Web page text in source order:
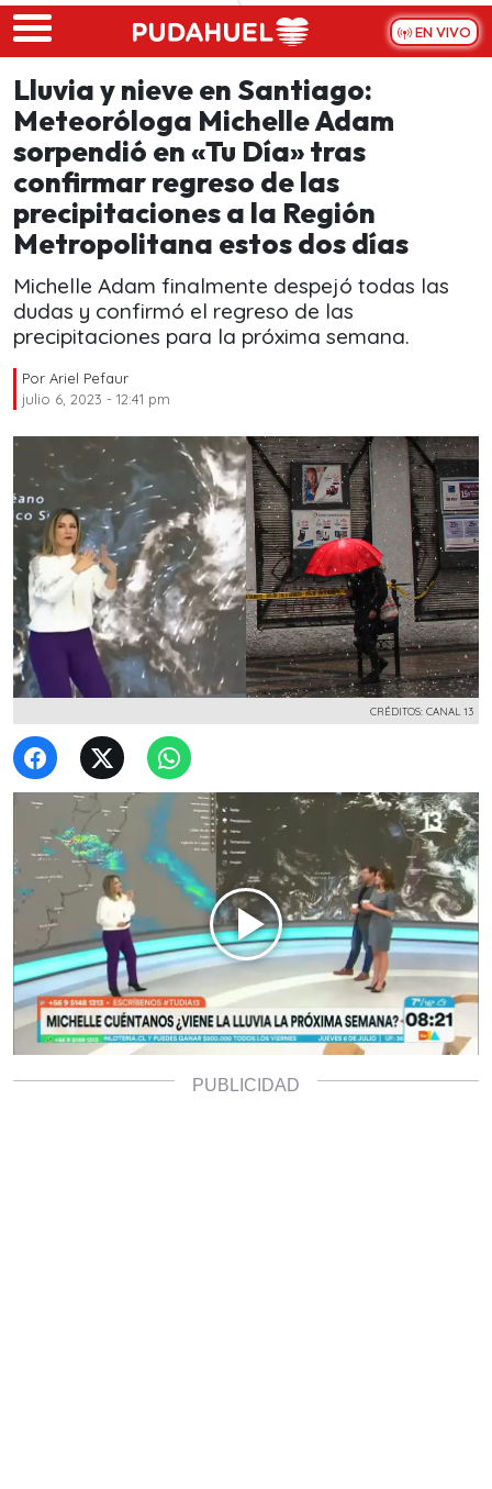
Skip to main content
EN VIVO
Lluvia y nieve en Santiago:
Meteoróloga Michelle Adam
sorpendió en «Tu Día» tras
confirmar regreso de las
precipitaciones a la Región
Metropolitana estos dos días
Michelle Adam finalmente despejó todas las
dudas y confirmó el regreso de las
precipitaciones para la próxima semana.
Por Ariel Pefaur
julio 6, 2023 - 12:41 pm
CRÉDITOS: CANAL 13